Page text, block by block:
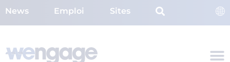
News Emploi Sites